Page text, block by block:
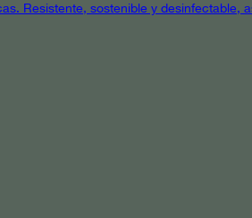
Resistente, sostenible y desinfectable,